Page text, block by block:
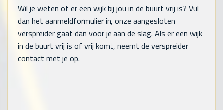
Wil je weten of er een wijk bij jou in de buurt vrij is? Vul
dan het aanmeldformulier in, onze aangesloten
verspreider gaat dan voor je aan de slag. Als er een wijk
in de buurt vrij is of vrij komt, neemt de verspreider
contact met je op.